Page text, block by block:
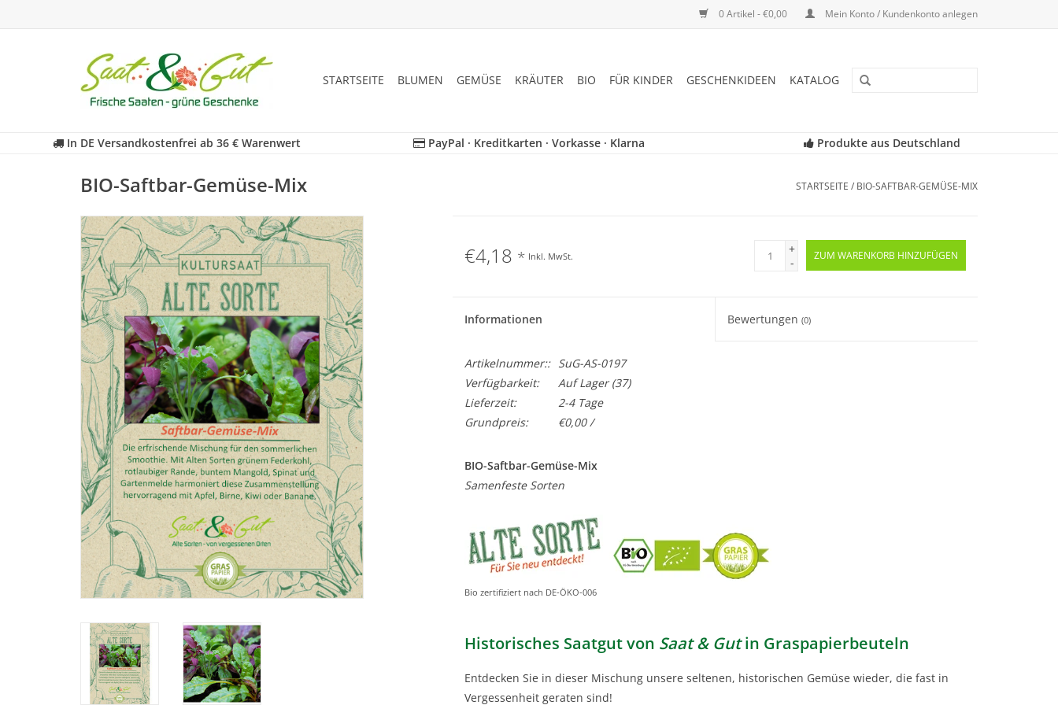
0 Artikel - €0,00 Mein Konto / Kundenkonto anlegen
STARTSEITE BLUMEN GEMÜSE KRÄUTER BIO FÜR KINDER GESCHENKIDEEN KATALOG
In DE Versandkostenfrei ab 36 € Warenwert PayPal · Kreditkarten · Vorkasse · Klarna Produkte aus Deutschland
BIO-Saftbar-Gemüse-Mix STARTSEITE / BIO-SAFTBAR-GEMÜSE-MIX
€4,18 * Inkl. MwSt.
+
-
ZUM WARENKORB HINZUFÜGEN
Informationen Bewertungen(0)
Artikelnummer::
SuG-AS-0197
Verfügbarkeit:
Auf Lager(37)
Lieferzeit:
2-4 Tage
Grundpreis:
€0,00 /
BIO-Saftbar-Gemüse-Mix
Samenfeste Sorten
Bio zertifiziert nach DE-ÖKO-006
Historisches Saatgut von Saat & Gutin Graspapierbeuteln
Entdecken Sie in dieser Mischung unsere seltenen, historischen Gemüse wieder, die fast in
Vergessenheit geraten sind!